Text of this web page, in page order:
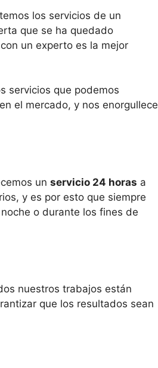
los servicios de un
que se ha quedado
un experto es la mejor
servicios que podemos
el mercado, y nos enorgullece
un servicio 24 horas a
y es por esto que siempre
o durante los fines de
nuestros trabajos están
que los resultados sean